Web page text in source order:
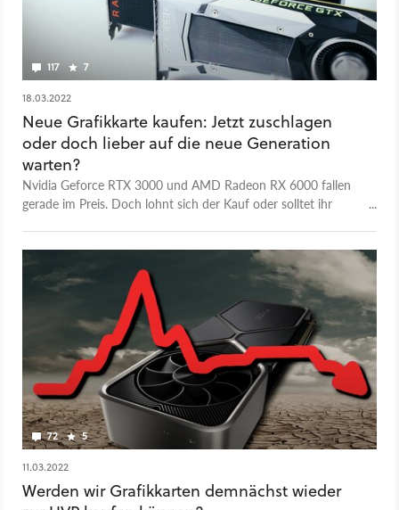
117 7
18.03.2022
Neue Grafikkarte kaufen: Jetzt zuschlagen
oder doch lieber auf die neue Generation
warten?
Nvidia Geforce RTX 3000 und AMD Radeon RX 6000 fallen
gerade im Preis. Doch lohnt sich der Kauf oder solltet ihr
72 5
11.03.2022
Werden wir Grafikkarten demnächst wieder